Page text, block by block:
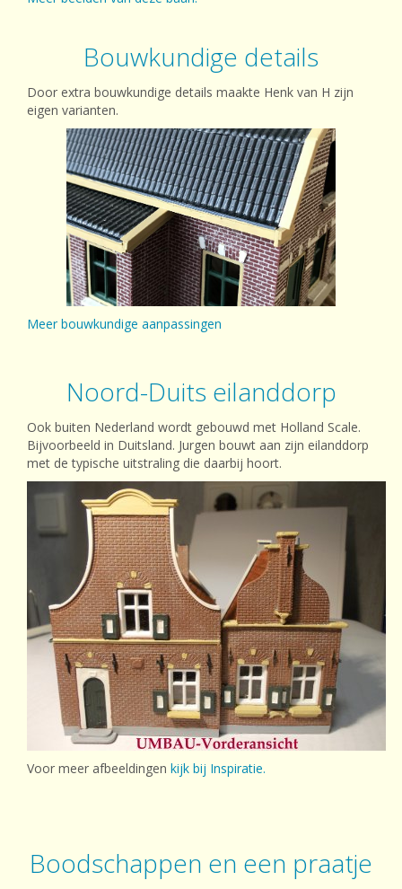
Bouwkundige details
Door extra bouwkundige details maakte Henk van H zijn
eigen varianten.
Meer bouwkundige aanpassingen
Noord-Duits eilanddorp
Ook buiten Nederland wordt gebouwd met Holland Scale.
Bijvoorbeeld in Duitsland. Jurgen bouwt aan zijn eilanddorp
met de typische uitstraling die daarbij hoort.
Voor meer afbeeldingen kijk bij Inspiratie.
Boodschappen en een praatje